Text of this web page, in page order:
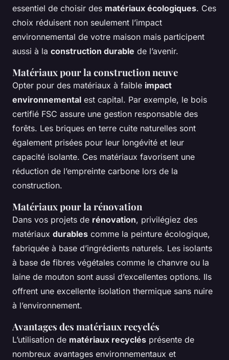
essentiel de choisir des matériaux écologiques. Ces
choix réduisent non seulement l’impact
environnemental de votre maison mais participent
aussi à la construction durable de l’avenir.
Matériaux pour la construction neuve
Opter pour des matériaux à faible impact
environnemental est capital. Par exemple, le bois
certifié FSC assure une gestion responsable des
forêts. Les briques en terre cuite naturelles sont
également prisées pour leur longévité et leur
capacité isolante. Ces matériaux favorisent une
réduction de l’empreinte carbone lors de la
construction.
Matériaux pour la rénovation
Dans vos projets de rénovation, privilégiez des
matériaux durables comme la peinture écologique,
fabriquée à base d’ingrédients naturels. Les isolants
à base de fibres végétales comme le chanvre ou la
laine de mouton sont aussi d’excellentes options. Ils
offrent une excellente isolation thermique sans nuire
à l’environnement.
Avantages des matériaux recyclés
L’utilisation de matériaux recyclés présente de
nombreux avantages environnementaux et